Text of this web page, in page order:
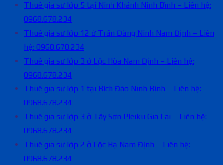
Thuê gia sư lớp 5 tại Ninh Khánh Ninh Bình – Liên hệ:
0968.678.234
Thuê gia sư lớp 12 ở Trần Đăng Ninh Nam Định – Liên
hệ: 0968.678.234
Thuê gia sư lớp 3 ở Lộc Hòa Nam Định – Liên hệ:
0968.678.234
Thuê gia sư lớp 1 tại Bích Đào Ninh Bình – Liên hệ:
0968.678.234
Thuê gia sư lớp 3 ở Tây Sơn Pleiku Gia Lai – Liên hệ:
0968.678.234
Thuê gia sư lớp 2 ở Lộc Hạ Nam Định – Liên hệ:
0968.678.234